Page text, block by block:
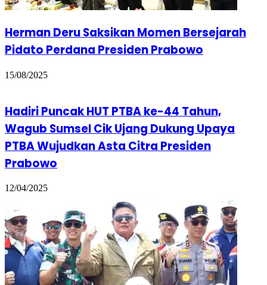
Herman Deru Saksikan Momen Bersejarah
Pidato Perdana Presiden Prabowo
15/08/2025
Hadiri Puncak HUT PTBA ke-44 Tahun,
Wagub Sumsel Cik Ujang Dukung Upaya
PTBA Wujudkan Asta Citra Presiden
Prabowo
12/04/2025